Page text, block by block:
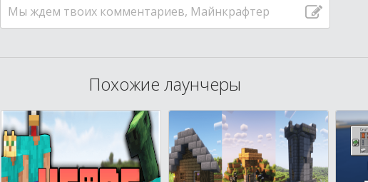
Мы ждем твоих комментариев, Майнкрафтер
Похожие лаунчеры